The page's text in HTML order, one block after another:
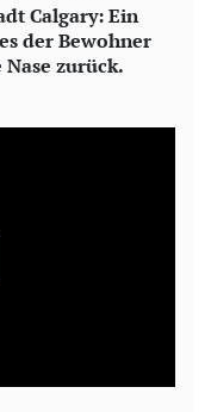
Calgary: Ein
der Bewohner
zurück.